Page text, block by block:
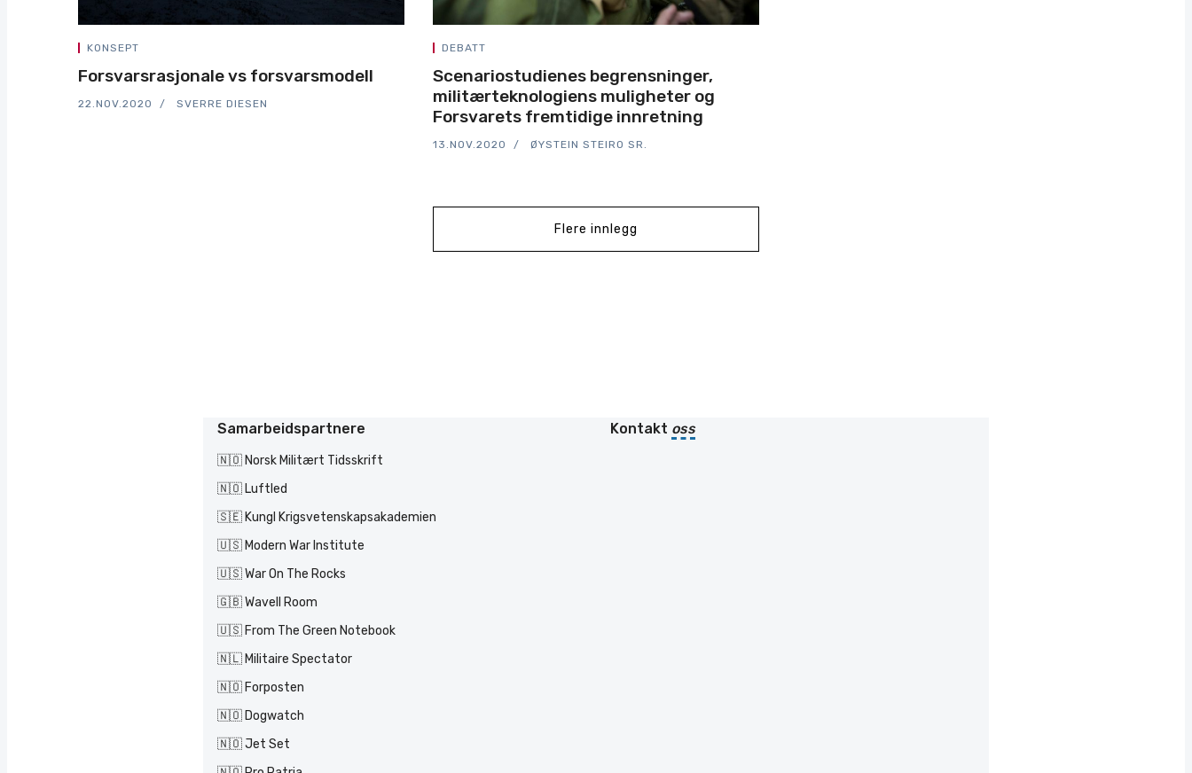
KONSEPT
Forsvarsrasjonale vs forsvarsmodell
22.NOV.2020 SVERRE DIESEN
DEBATT
Scenariostudienes begrensninger,
militærteknologiens muligheter og
Forsvarets fremtidige innretning
13.NOV.2020 ØYSTEIN STEIRO SR.
Flere innlegg
Samarbeidspartnere
🇳🇴 Norsk Militært Tidsskrift
🇳🇴 Luftled
🇸🇪 Kungl Krigsvetenskapsakademien
🇺🇸 Modern War Institute
🇺🇸 War On The Rocks
🇬🇧 Wavell Room
🇺🇸 From The Green Notebook
🇳🇱 Militaire Spectator
🇳🇴 Forposten
🇳🇴 Dogwatch
🇳🇴 Jet Set
Kontakt oss